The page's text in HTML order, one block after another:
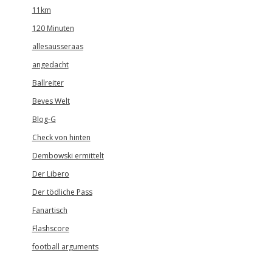
11km
120 Minuten
allesausseraas
angedacht
Ballreiter
Beves Welt
Blog-G
Check von hinten
Dembowski ermittelt
Der Libero
Der tödliche Pass
Fanartisch
Flashscore
football arguments